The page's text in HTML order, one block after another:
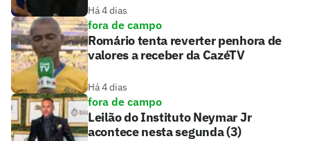
Há 4 dias
fora de campo
Romário tenta reverter penhora de
valores a receber da CazéTV
Há 4 dias
fora de campo
Leilão do Instituto Neymar Jr
acontece nesta segunda (3)